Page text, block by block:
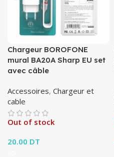
Chargeur BOROFONE
mural BA20A Sharp EU set
avec câble
Accessoires, Chargeur et
cable
Out of stock
20.00 DT